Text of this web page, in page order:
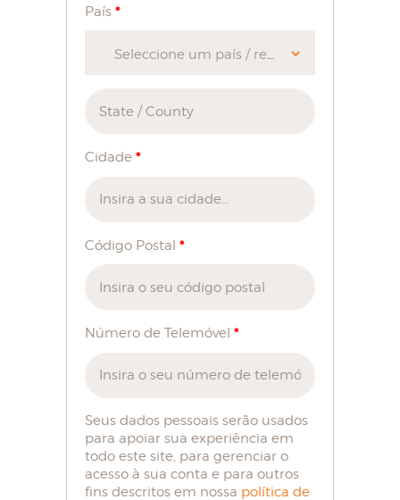
País *
Seleccione um país / região…
Cidade *
Código Postal *
Número de Telemóvel *
Seus dados pessoais serão usados
para apoiar sua experiência em
todo este site, para gerenciar o
acesso à sua conta e para outros
fins descritos em nossa política de